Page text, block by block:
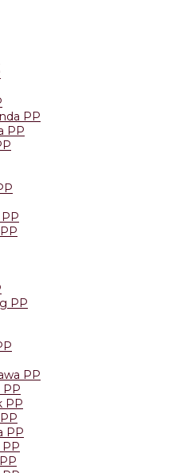
PP
PP
PP
PP
PP
PP
PP
PP